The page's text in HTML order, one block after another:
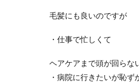
毛髪にも良いのですが
・仕事で忙しくて
ヘアケアまで頭が回らな
・病院に行きたいが恥ず